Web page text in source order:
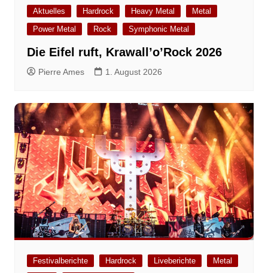
Aktuelles Hardrock Heavy Metal
Metal
Power Metal
Rock Symphonic Metal
Die Eifel ruft, Krawall’o’Rock 2026
Pierre Ames 1. August 2026
Festivalberichte Hardrock Liveberichte
Metal